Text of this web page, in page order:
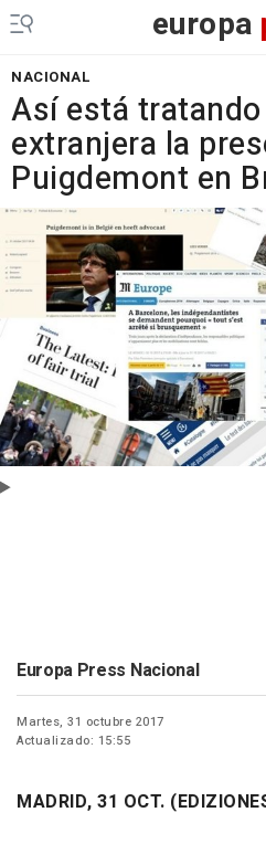
europa
NACIONAL
Así está
extranjera la
Puigdemont en
Europa Press Nacional
Martes, 31 octubre 2017
Actualizado: 15:55
MADRID, 31 OCT.